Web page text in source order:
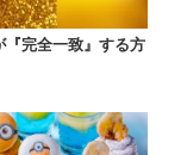
『完全一致』する方